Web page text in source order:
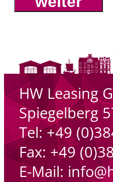
HW Leasing
Spiegelberg
Tel: +49
Fax: +49
E-Mail: